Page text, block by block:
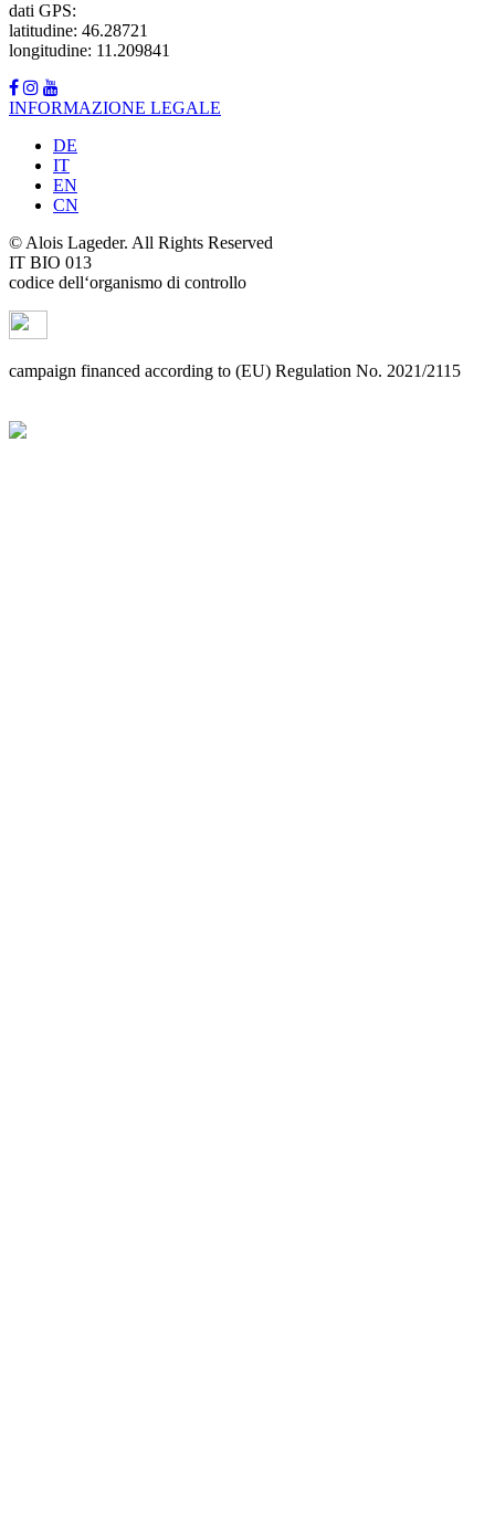
dati GPS:
latitudine: 46.28721
longitudine: 11.209841
INFORMAZIONE LEGALE
DE
IT
EN
CN
© Alois Lageder. All Rights Reserved
IT BIO 013
codice dell‘organismo di controllo
campaign financed according to (EU) Regulation No. 2021/2115